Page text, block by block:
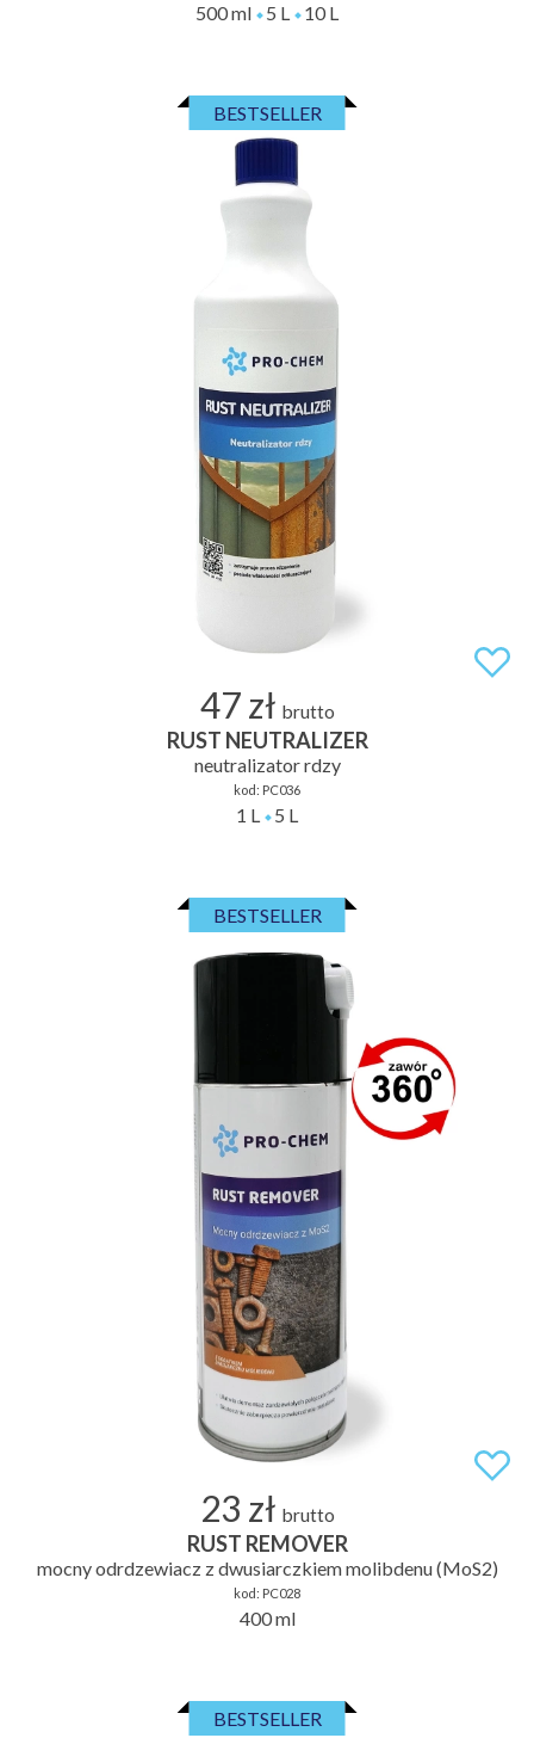
500 ml 5 L 10 L
BESTSELLER
47 zł brutto
RUST NEUTRALIZER
neutralizator rdzy
kod: PC036
1 L 5 L
BESTSELLER
23 zł brutto
RUST REMOVER
mocny odrdzewiacz z dwusiarczkiem molibdenu (MoS2)
kod: PC028
400 ml
BESTSELLER